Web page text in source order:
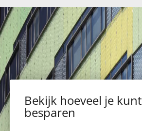
Bekijk hoeveel je kunt
besparen